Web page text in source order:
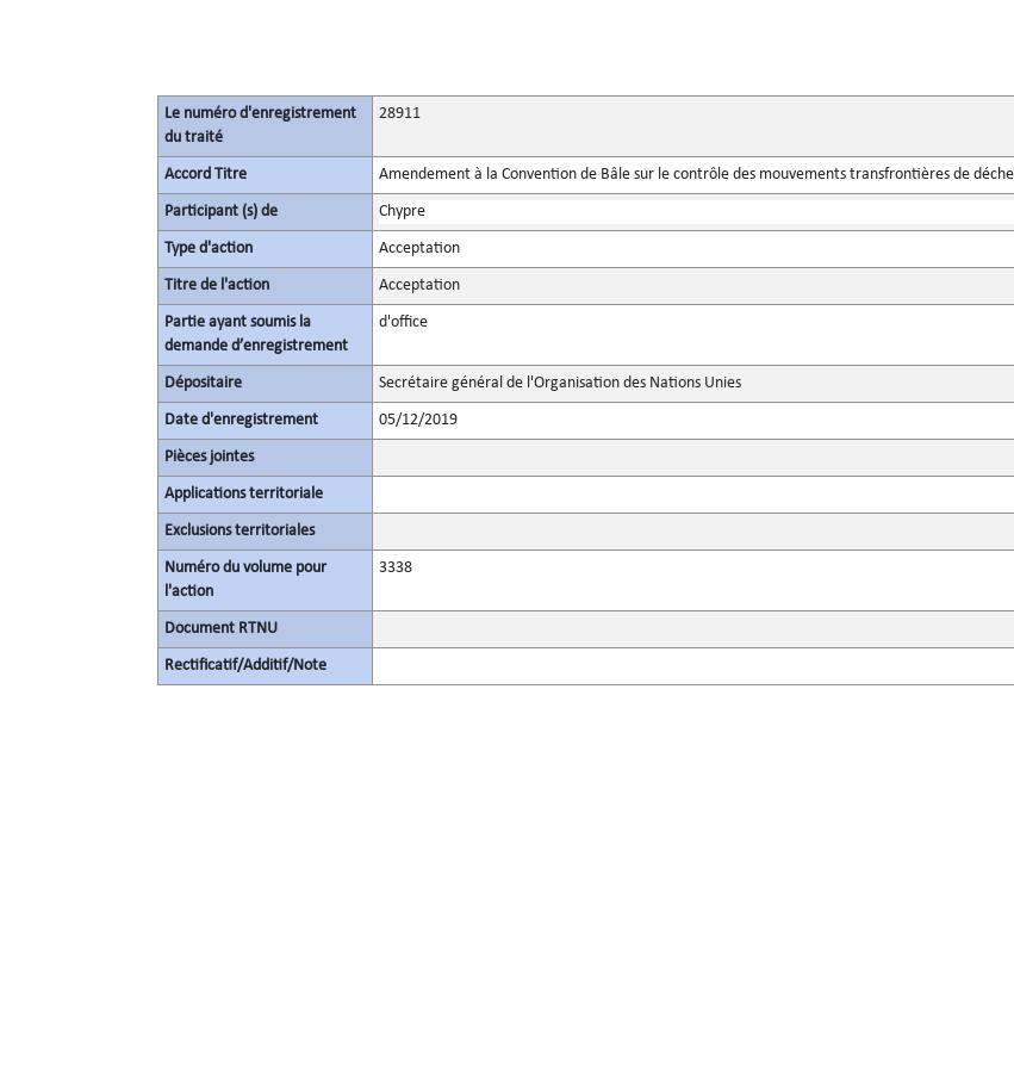
Le numéro d'enregistrement
du traité
28911
Accord Titre Amendement à la Convention de Bâle sur le contrôle des mouvements transfrontières de
Participant (s) de Chypre
Type d'action Acceptation
Titre de l'action Acceptation
Partie ayant soumis la
demande d’enregistrement
d'office
Dépositaire Secrétaire général de l'Organisation des Nations Unies
Date d'enregistrement 05/12/2019
Pièces jointes
Applications territoriale
Exclusions territoriales
Numéro du volume pour
l'action
3338
Document RTNU
Rectificatif/Additif/Note